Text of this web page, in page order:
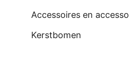
Accessoires en
Kerstbomen